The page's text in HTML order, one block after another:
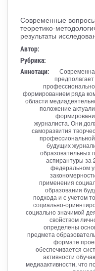
Современные вопросы
теоретико-
результаты
Автор:
Рубрика:
Аннотаци:
формированием ряда
области
положение
журналиста. Они
саморазвития
будущих
образовательных
аспирантуры за
федеральном
применения
образования
подхода и с учетом
социально-
социально значимой
свойством
определены
предмета
формате
обеспечивается
активности
медиаактивности, что